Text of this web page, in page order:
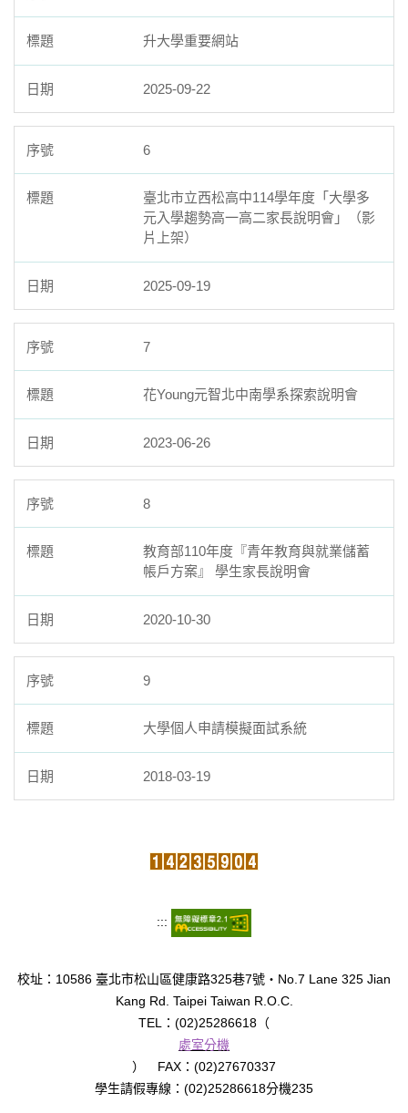
升大學重要網站
2025-09-22
6
臺北市立西松高中114學年度「大學多
元入學趨勢高一高二家長說明會」（影
片上架）
2025-09-19
7
花Young元智北中南學系探索說明會
2023-06-26
8
教育部110年度『青年教育與就業儲蓄
帳戶方案』 學生家長說明會
2020-10-30
9
大學個人申請模擬面試系統
2018-03-19
:::
校址：10586 臺北市松山區健康路325巷7號‧No.7 Lane 325 Jian
Kang Rd. Taipei Taiwan R.O.C.
TEL：(02)25286618（
處室分機
） FAX：(02)27670337
學生請假專線：(02)25286618分機235